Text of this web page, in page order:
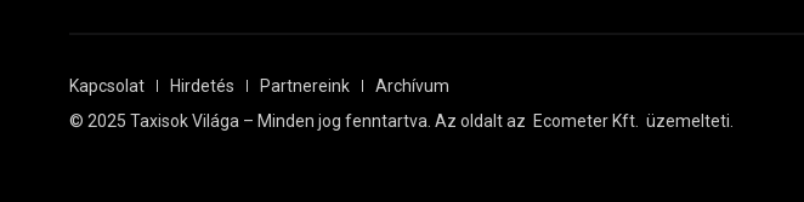
Kapcsolat Hirdetés Partnereink
Archívum
© 2025 Taxisok Világa – Minden jog fenntartva. Az oldalt az Ecometer Kft. üzemelteti.